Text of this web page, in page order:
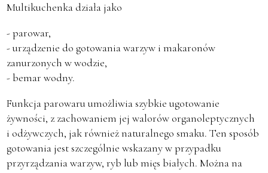
Multikuchenka działa jako
- parowar,
- urządzenie do gotowania warzyw i makaronów
zanurzonych w wodzie,
- bemar wodny.
Funkcja parowaru umożliwia szybkie ugotowanie
żywności, z zachowaniem jej walorów organoleptycznych
i odżywczych, jak również naturalnego smaku. Ten sposób
gotowania jest szczególnie wskazany w przypadku
przyrządzania warzyw, ryb lub mięs białych. Można na